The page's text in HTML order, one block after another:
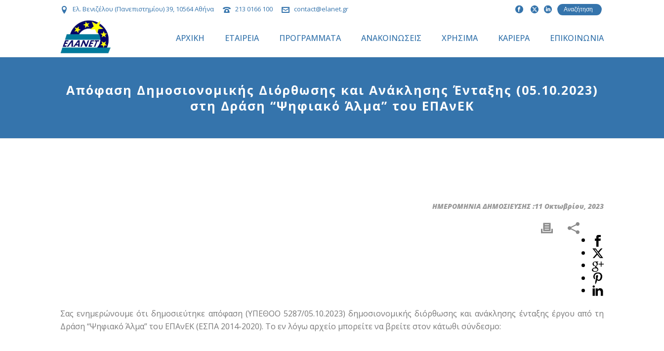
Ελ. Βενιζέλου (Πανεπιστημίου) 39, 10564 Αθήνα 213 0166 100 contact@elanet.gr
ΑΡΧΙΚΗ ΕΤΑΙΡΕΙΑ ΠΡΟΓΡΑΜΜΑΤΑ ΑΝΑΚΟΙΝΩΣΕΙΣ ΧΡΗΣΙΜΑ ΚΑΡΙΕΡΑ ΕΠΙΚΟΙΝΩΝΙΑ
Απόφαση Δημοσιονομικής Διόρθωσης και Ανάκλησης Ένταξης (05.10.2023)
στη Δράση “Ψηφιακό Άλμα” του ΕΠΑνΕΚ
ΗΜΕΡΟΜΗΝΙΑ ΔΗΜΟΣΙΕΥΣΗΣ :11 Οκτωβρίου, 2023
Σας ενημερώνουμε ότι δημοσιεύτηκε απόφαση (ΥΠΕΘΟΟ 5287/05.10.2023) δημοσιονομικής διόρθωσης και ανάκλησης ένταξης έργου από τη
Δράση “Ψηφιακό Άλμα” του ΕΠΑνΕΚ (ΕΣΠΑ 2014-2020). Το εν λόγω αρχείο μπορείτε να βρείτε στον κάτωθι σύνδεσμο: